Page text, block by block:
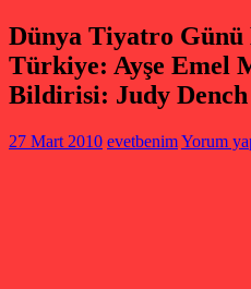
Dünya Tiyatro
Türkiye: Ayşe Emel
Bildirisi: Judy
27 Mart 2010 evetbenimYorum